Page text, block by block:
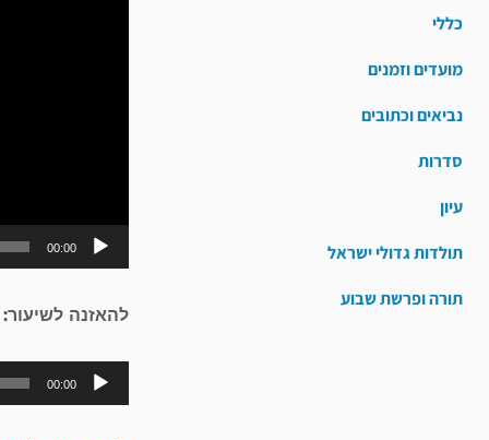
כללי
מועדים וזמנים
נביאים וכתובים
סדרות
עיון
תולדות גדולי ישראל
תורה ופרשת שבוע
00:00
להאזנה לשיעור:
00:00